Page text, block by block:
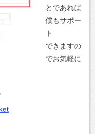
とであれば
僕もサポー
ト
できますの
でお気軽に